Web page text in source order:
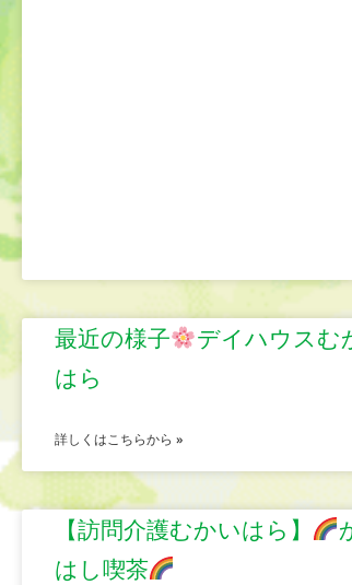
最近の様子
デイハウスむ
はら
詳しくはこちらから »
【訪問介護むかいはら】
はし喫茶